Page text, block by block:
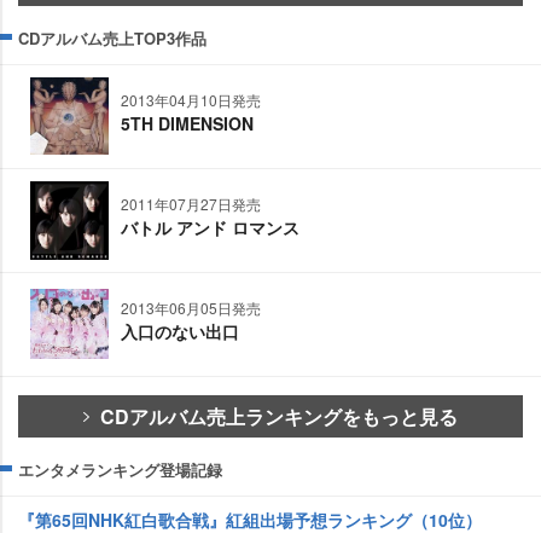
CDアルバム売上TOP3作品
2013年04月10日発売
5TH DIMENSION
2011年07月27日発売
バトル アンド ロマンス
2013年06月05日発売
入口のない出口
CDアルバム売上ランキングをもっと見る
エンタメランキング登場記録
『第65回NHK紅白歌合戦』紅組出場予想ランキング（10位）